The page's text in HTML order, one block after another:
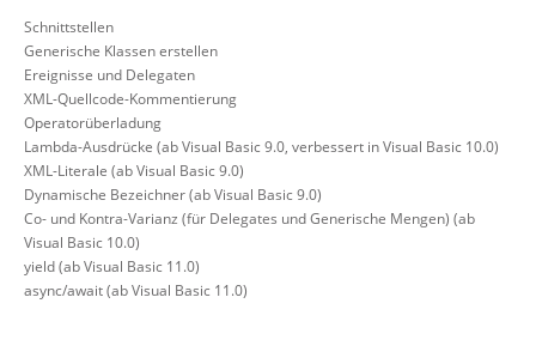
Schnittstellen
Generische Klassen erstellen
Ereignisse und Delegaten
XML-Quellcode-Kommentierung
Operatorüberladung
Lambda-Ausdrücke (ab Visual Basic 9.0, verbessert in Visual Basic 10.0)
XML-Literale (ab Visual Basic 9.0)
Dynamische Bezeichner (ab Visual Basic 9.0)
Co- und Kontra-Varianz (für Delegates und Generische Mengen) (ab
Visual Basic 10.0)
yield (ab Visual Basic 11.0)
async/await (ab Visual Basic 11.0)